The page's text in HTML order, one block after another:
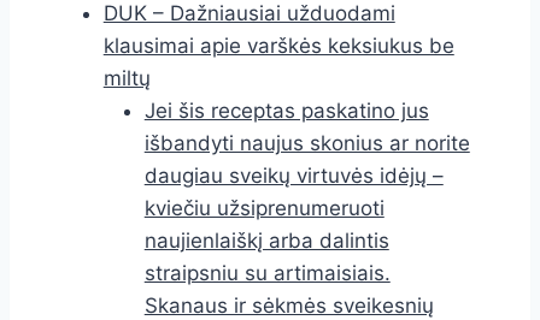
DUK – Dažniausiai užduodami
klausimai apie varškės keksiukus be
miltų
Jei šis receptas paskatino jus
išbandyti naujus skonius ar norite
daugiau sveikų virtuvės idėjų –
kviečiu užsiprenumeruoti
naujienlaiškį arba dalintis
straipsniu su artimaisiais.
Skanaus ir sėkmės sveikesnių